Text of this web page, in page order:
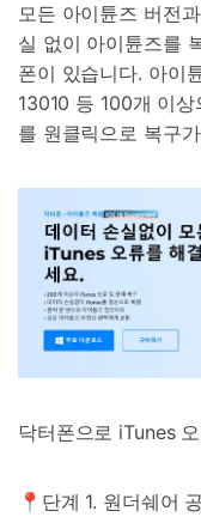
모든 아이튠즈 버전
실 없이 아이튠즈를
폰이 있습니다. 아이
13010 등 100개 이
를 원클릭으로 복구
닥터폰으로 iTunes
📍단계 1. 원더쉐어